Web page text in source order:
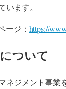
います。
ージ： https://
ついて
ネジメント事業